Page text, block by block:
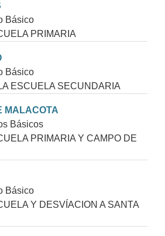
Básico
PRIMARIA
Básico
ESCUELA SECUNDARIA
MALACOTA
Básicos
PRIMARIA Y CAMPO DE
Básico
Y DESVÍACION A SANTA